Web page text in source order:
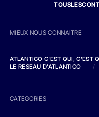
MIEUX NOUS CONNAITRE
ATLANTICO C'EST QUI, C'EST
LE RESEAU D'ATLANTICO
/
CATEGORIES